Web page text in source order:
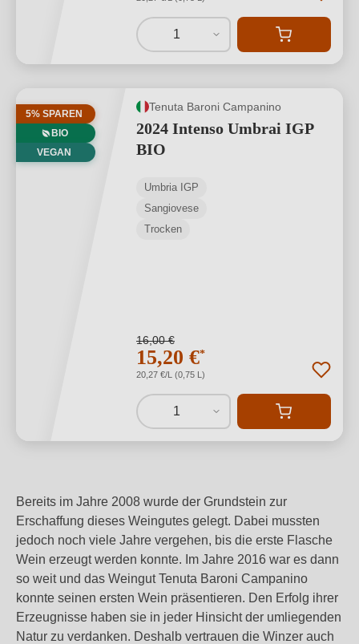
1
5% SPAREN
BIO
VEGAN
Tenuta Baroni Campanino
2024 Intenso Umbrai IGP
BIO
Umbria IGP
Sangiovese
Trocken
16,00 €
15,20 €*
20,27 €/L (0,75 L)
1
Bereits im Jahre 2008 wurde der Grundstein zur
Erschaffung dieses Weingutes gelegt. Dabei mussten
jedoch noch viele Jahre vergehen, bis die erste Flasche
Wein erzeugt werden konnte. Im Jahre 2016 war es dann
so weit und das Weingut Tenuta Baroni Campanino
konnte seinen ersten Wein präsentieren. Den Erfolg ihrer
Erzeugnisse haben sie in jeder Hinsicht der umliegenden
Natur zu verdanken. Deshalb vertrauen die Winzer auch